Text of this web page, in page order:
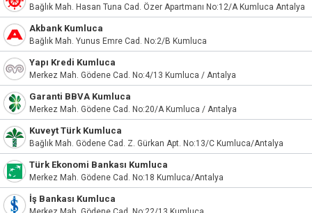
Bağlık Mah. Hasan Tuna Cad. Özer Apartmanı No:12/A Kumluca Antalya
Akbank Kumluca
Bağlık Mah. Yunus Emre Cad. No:2/B Kumluca
Yapı Kredi Kumluca
Merkez Mah. Gödene Cad. No:4/13 Kumluca / Antalya
Garanti BBVA Kumluca
Merkez Mah. Gödene Cad. No:20/A Kumluca / Antalya
Kuveyt Türk Kumluca
Bağlık Mah. Gödene Cad. Z. Gürkan Apt. No:13/C Kumluca/Antalya
Türk Ekonomi Bankası Kumluca
Merkez Mah. Gödene Cad. No:18 Kumluca/Antalya
İş Bankası Kumluca